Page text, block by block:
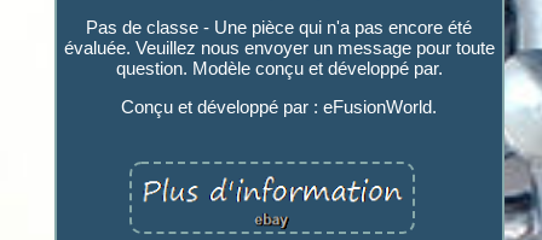
Pas de classe - Une pièce qui n'a pas encore été
évaluée. Veuillez nous envoyer un message pour toute
question. Modèle conçu et développé par.
Conçu et développé par : eFusionWorld.